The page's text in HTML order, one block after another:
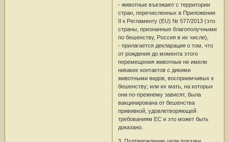
- животные въезжают с территории
стран, перечисленных в Приложении
II к Регламенту (EU) № 577/2013 (это
страны, признанные благополучными
по бешенству, Россия в их числе),
- прилагается декларация о том, что
от рождения до момента этого
перемещения животные не имели
никаких контактов с дикими
животными видов, восприимчивых к
бешенству; или их мать, на которых
они по-прежнему зависят, была
вакцинирована от бешенства
прививкой, удовлетворяющей
требованиям ЕС и это может быть
доказано.
3. Подтверждение цели поездки.